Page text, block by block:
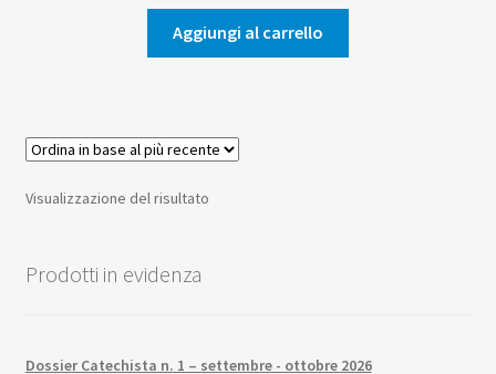
era:
2,58€.
è:
2,45€.
Aggiungi al carrello
Visualizzazione del risultato
Prodotti in evidenza
Dossier Catechista n. 1 – settembre - ottobre 2026